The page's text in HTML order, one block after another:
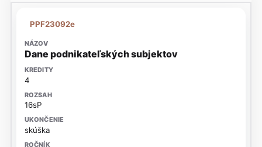
PPF23092e
Dane podnikateľských subjektov
4
16sP
skúška